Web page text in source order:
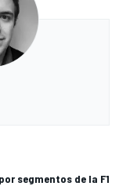
segmentos de la F1